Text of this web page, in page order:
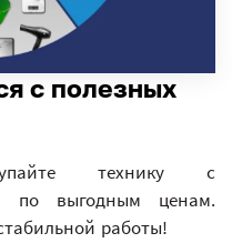
с полезных
технику с
по выгодным ценам.
работы!